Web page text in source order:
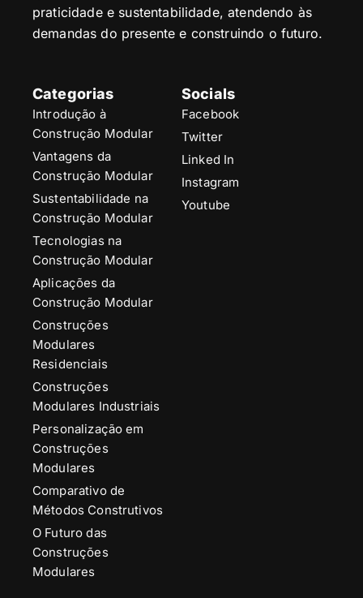
praticidade e sustentabilidade, atendendo às
demandas do presente e construindo o futuro.
Categorias
Introdução à
Construção Modular
Vantagens da
Construção Modular
Sustentabilidade na
Construção Modular
Tecnologias na
Construção Modular
Aplicações da
Construção Modular
Construções
Modulares
Residenciais
Construções
Modulares Industriais
Personalização em
Construções
Modulares
Comparativo de
Métodos Construtivos
O Futuro das
Construções
Modulares
Socials
Facebook
Twitter
Linked In
Instagram
Youtube